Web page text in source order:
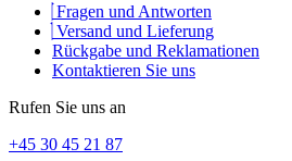
Fragen und Antworten
Versand und Lieferung
Rückgabe und Reklamationen
Kontaktieren Sie uns
Rufen Sie uns an
+45 30 45 21 87